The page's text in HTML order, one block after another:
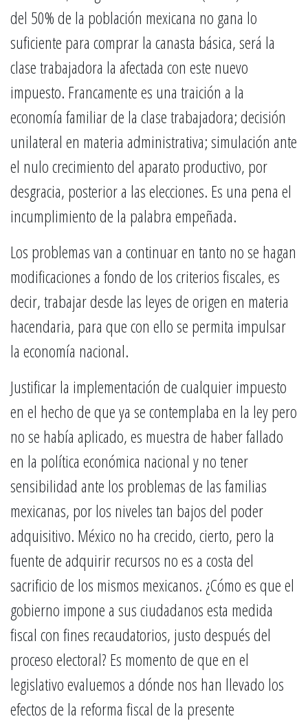
del 50% de la población mexicana no gana lo
suficiente para comprar la canasta básica, será la
clase trabajadora la afectada con este nuevo
impuesto. Francamente es una traición a la
economía familiar de la clase trabajadora; decisión
unilateral en materia administrativa; simulación ante
el nulo crecimiento del aparato productivo, por
desgracia, posterior a las elecciones. Es una pena el
incumplimiento de la palabra empeñada.
Los problemas van a continuar en tanto no se hagan
modificaciones a fondo de los criterios fiscales, es
decir, trabajar desde las leyes de origen en materia
hacendaria, para que con ello se permita impulsar
la economía nacional.
Justificar la implementación de cualquier impuesto
en el hecho de que ya se contemplaba en la ley pero
no se había aplicado, es muestra de haber fallado
en la política económica nacional y no tener
sensibilidad ante los problemas de las familias
mexicanas, por los niveles tan bajos del poder
adquisitivo. México no ha crecido, cierto, pero la
fuente de adquirir recursos no es a costa del
sacrificio de los mismos mexicanos. ¿Cómo es que el
gobierno impone a sus ciudadanos esta medida
fiscal con fines recaudatorios, justo después del
proceso electoral? Es momento de que en el
legislativo evaluemos a dónde nos han llevado los
efectos de la reforma fiscal de la presente